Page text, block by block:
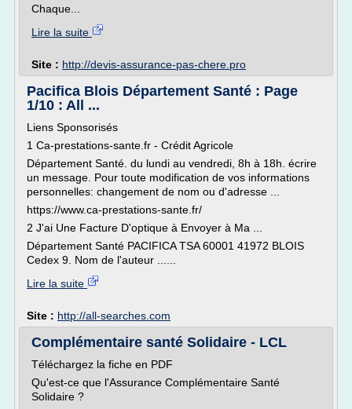
Chaque...
Lire la suite
Site : http://devis-assurance-pas-chere.pro
Pacifica Blois Département Santé : Page
1/10 : All ...
Liens Sponsorisés
1 Ca-prestations-sante.fr - Crédit Agricole
Département Santé. du lundi au vendredi, 8h à 18h. écrire
un message. Pour toute modification de vos informations
personnelles: changement de nom ou d'adresse ...
https://www.ca-prestations-sante.fr/
2 J'ai Une Facture D'optique à Envoyer à Ma ...
Département Santé PACIFICA TSA 60001 41972 BLOIS
Cedex 9. Nom de l'auteur ......
Lire la suite
Site : http://all-searches.com
Complémentaire santé Solidaire - LCL
Téléchargez la fiche en PDF
Qu'est-ce que l'Assurance Complémentaire Santé
Solidaire ?